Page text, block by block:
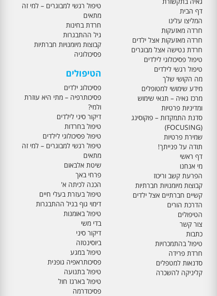
דף הבית
המליצו עלינו
חרדה מאזעקות
חרדה מאזעקות אצל ילדים
חרדת נטישה אצל מבוגרים
טיפול פסיכולוגי לילדים
טיפול רגשי לילדים
מה הקושי שלך
מידע שימושי למטופלים
מרכז גאיה – תנאי שימוש
ומדיניות פרטיות
סדנת התמקדות – פוקוסינג
(FOCUSING)
שמירת פרטיות
תודה על פנייתך!
דף ראשי
מי אנחנו
הפרעת קשב וריכוז
קבוצות מיומנויות חברתיות
קשיים חברתיים אצל ילדים
הדרכת הורים
הטיפולים
צור קשר
כתבות
טיפול בהתמכרויות
חרדת פרידה
סדנאות למטפלים
קליניקה להשכרה
טיפול רגשי למבוגרים – למי זה
מתאים
חרדת בחינות
גיל ההתבגרות
קבוצות מיומנויות חברתיות
פסיכולוגיה
הטיפולים
פסיכולוג ילדים
פסיכותרפיה – מתי היא עוזרת
ולמי?
דיקור סיני לילדים
טיפול בחרדות
טיפול פסיכולוגי לילדים
טיפול רגשי למבוגרים – למי זה
מתאים
שיטת אלבאום
פרחי באך
הכנה לכיתה א'
טיפול בעזרת בעלי חיים
דימוי גוף בגיל ההתבגרות
טיפול באומנות
בדי משי
דיקור סיני
ביוסינטזה
טיפול במגע
פסיכותראפיה גופנית
טיפול בתנועה
טיפול בארגז חול
פסיכודרמה